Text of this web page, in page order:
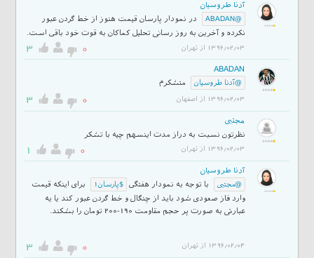
آدنا طروسیان
@ABADAN
در نمودار پارسان قیمت هنوز از خط گردن عبور
نکرده و آخرین به روز رسانی تحلیل کماکان به قوت خود باقی است.
1396/02/03 از تهران 0
3
ABADAN
@آدنا طروسیان متشکرم
1396/02/03 از اصفهان 0
3
مجتبی
نظرتون نسبت به دراز مدت اینسهم چیه با تشکر
1396/02/03 از تهران 0
1
آدنا طروسیان
@مجتبی با توجه به نمودار هفتگی $پارسان1
برای اینکه قیمت
وارد فاز صعودی شود باید از چنگال و خط گردن عبور کند یا یه
عبارتی به صورت پر حجم مقاومت 190-200 تومان را بشکند.
1396/02/04 از تهران 0
3